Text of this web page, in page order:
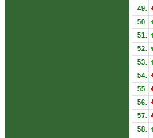
49.
50.
51.
52.
53.
54.
55.
56.
57.
58.